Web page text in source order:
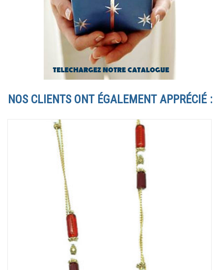
NOS CLIENTS ONT ÉGALEMENT APPRÉCIÉ :